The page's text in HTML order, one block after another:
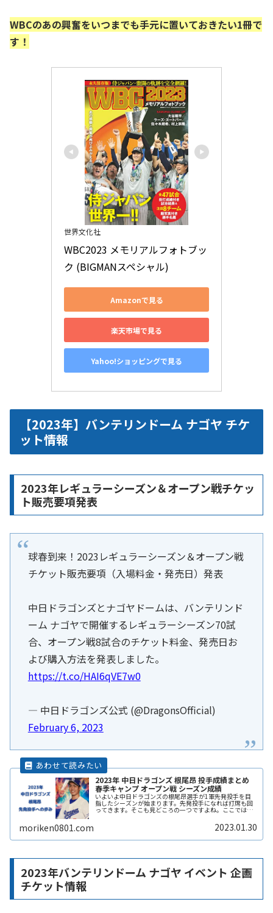
WBCのあの興奮をいつまでも手元に置いておきたい1冊で
す ！
世界文化社
WBC2023 メモリアルフォトブッ
ク (BIGMANスペシャル)
Amazonで見る
楽天市場で見る
Yahoo!ショッピングで見る
【2023年】バンテリンドーム ナゴヤ チケ
ット情報
2023年レギュラーシーズン＆オープン戦チケッ
ト販売要項発表
球春到来！2023レギュラーシーズン＆オープン戦
チケット販売要項（入場料金・発売日）発表
中日ドラゴンズとナゴヤドームは、バンテリンド
ーム ナゴヤで開催するレギュラーシーズン70試
合、オープン戦8試合のチケット料金、発売日お
よび購入方法を発表しました。
https://t.co/HAI6qVE7w0
— 中日ドラゴンズ公式 (@DragonsOfficial)
February 6, 2023
2023年 中日ドラゴンズ 根尾昂 投手成績まとめ
春季キャンプ オープン戦 シーズン成績
いよいよ中日ドラゴンズの根尾昂選手が1軍先発投手を目
指したシーズンが始まります。先発投手になれば打席も回
ってきます。そこも見どころの一つですよね。ここでは
た、春季キャンプの様子やオープン戦の成績もあわせて紹
moriken0801.com 2023.01.30
2023年バンテリンドーム ナゴヤ イベント 企画
チケット情報